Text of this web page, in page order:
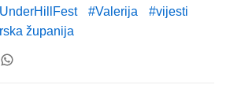
UnderHillFest Valerija
vijesti
županija